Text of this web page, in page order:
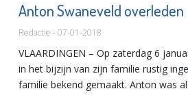
Anton Swaneveld overleden
Redactie - 07-01-2018
VLAARDINGEN – Op zaterdag 6
in het bijzijn van zijn familie rustig
familie bekend gemaakt. Anton was